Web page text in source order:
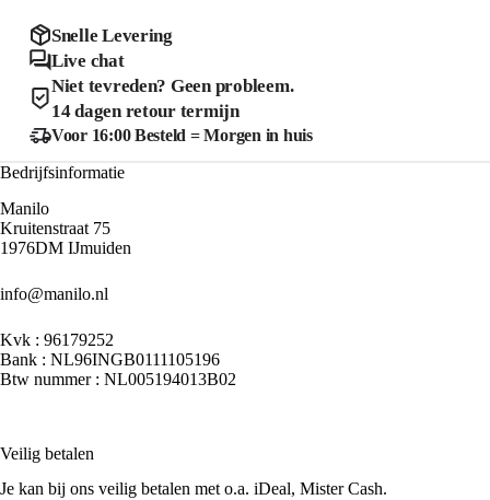
op
de
productpagina
Snelle Levering
Live chat
Niet tevreden? Geen probleem.
14 dagen retour termijn
Voor 16:00 Besteld = Morgen in huis
Bedrijfsinformatie
Manilo
Kruitenstraat 75
1976DM IJmuiden
info@manilo.nl
Kvk : 96179252
Bank : NL96INGB0111105196
Btw nummer : NL005194013B02
Veilig betalen
Je kan bij ons veilig betalen met o.a. iDeal, Mister Cash.